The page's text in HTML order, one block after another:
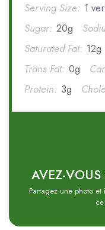
Serving Size: 1
Sugar: 20g
Saturated Fat: 12g
Trans Fat: 0g
Protein: 3g
AVEZ-VOUS
Partagez une photo